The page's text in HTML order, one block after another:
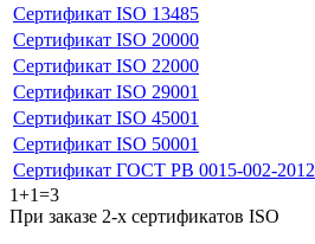
Сертификат ISO 13485
Сертификат ISO 20000
Сертификат ISO 22000
Сертификат ISO 29001
Сертификат ISO 45001
Сертификат ISO 50001
Сертификат ГОСТ РВ 0015-002-2012
1+1=3
При заказе 2-х сертификатов ISO